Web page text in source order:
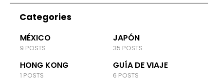
Categories
MÉXICO
9 POSTS
JAPÓN
35 POSTS
HONG KONG
1 POSTS
GUÍA DE VIAJE
6 POSTS